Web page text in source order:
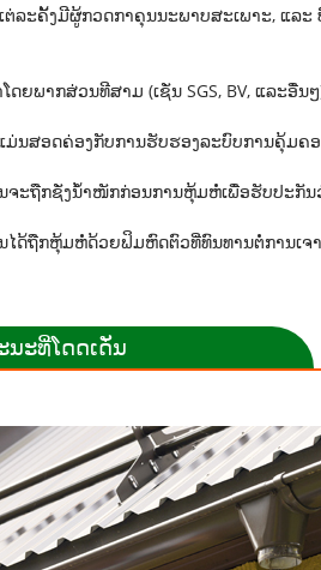
ຕ່ລະຄັ້ງມີຜູ້ກວດກາຄຸນນະພາບສະເພາະ, ແລ
ດຍພາກສ່ວນທີສາມ (ເຊັ່ນ SGS, BV, ແລະອື່
ນສອດຄ່ອງກັບການຮັບຮອງລະບົບການຄຸ້ມຄອ
ຈະຖືກຊັ່ງນໍ້າໜັກກ່ອນການຫຸ້ມຫໍ່ເພື່ອຮັບປະກັ
ໄດ້ຖືກຫຸ້ມຫໍ່ດ້ວຍຟິມຫົດຕົວທີ່ທົນທານຕໍ່ການເຈ
ນະທີ່ໂດດເດັ່ນ